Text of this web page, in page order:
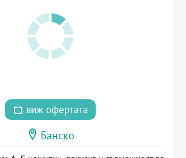
виж офертата
Банско